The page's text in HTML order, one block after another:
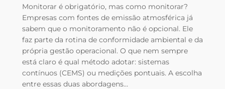
Monitorar é obrigatório, mas como monitorar?
Empresas com fontes de emissão atmosférica já
sabem que o monitoramento não é opcional. Ele
faz parte da rotina de conformidade ambiental e da
própria gestão operacional. O que nem sempre
está claro é qual método adotar: sistemas
contínuos (CEMS) ou medições pontuais. A escolha
entre essas duas abordagens…